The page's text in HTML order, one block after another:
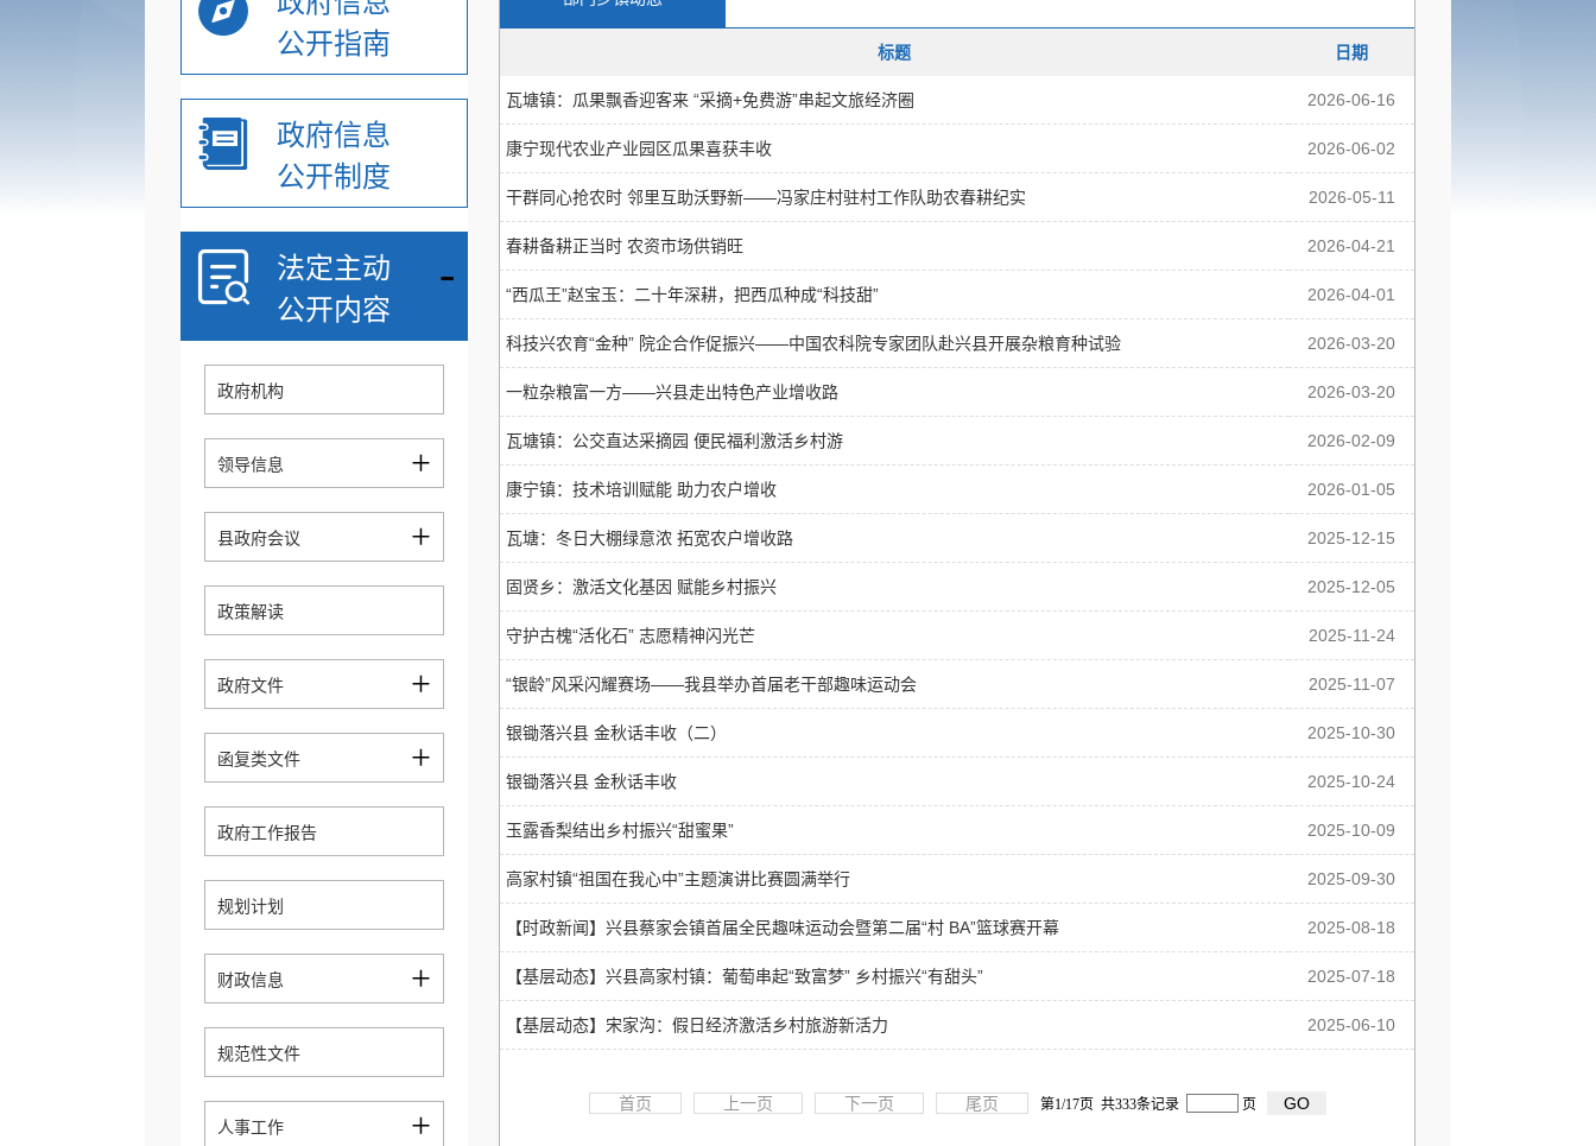
公开指南
政府信息
公开制度
法定主动
公开内容
-
政府机构
领导信息 +
县政府会议 +
政策解读
政府文件 +
函复类文件 +
政府工作报告
规划计划
财政信息 +
规范性文件
人事工作 +
标题 日期
瓦塘镇：瓜果飘香迎客来 “采摘+免费游”串起文旅经济圈 2026-06-16
康宁现代农业产业园区瓜果喜获丰收 2026-06-02
干群同心抢农时 邻里互助沃野新——冯家庄村驻村工作队助农春耕纪实 2026-05-11
春耕备耕正当时 农资市场供销旺 2026-04-21
“西瓜王”赵宝玉：二十年深耕，把西瓜种成“科技甜” 2026-04-01
科技兴农育“金种” 院企合作促振兴——中国农科院专家团队赴兴县开展杂粮育种试验 2026-03-20
一粒杂粮富一方——兴县走出特色产业增收路 2026-03-20
瓦塘镇：公交直达采摘园 便民福利激活乡村游 2026-02-09
康宁镇：技术培训赋能 助力农户增收 2026-01-05
瓦塘：冬日大棚绿意浓 拓宽农户增收路 2025-12-15
固贤乡：激活文化基因 赋能乡村振兴 2025-12-05
守护古槐“活化石” 志愿精神闪光芒 2025-11-24
“银龄”风采闪耀赛场——我县举办首届老干部趣味运动会 2025-11-07
银锄落兴县 金秋话丰收（二） 2025-10-30
银锄落兴县 金秋话丰收 2025-10-24
玉露香梨结出乡村振兴“甜蜜果” 2025-10-09
高家村镇“祖国在我心中”主题演讲比赛圆满举行 2025-09-30
【时政新闻】兴县蔡家会镇首届全民趣味运动会暨第二届“村 BA”篮球赛开幕 2025-08-18
【基层动态】兴县高家村镇：葡萄串起“致富梦” 乡村振兴“有甜头” 2025-07-18
【基层动态】宋家沟：假日经济激活乡村旅游新活力 2025-06-10
首页 上一页 下一页 尾页 第1/17页 共333条记录 页